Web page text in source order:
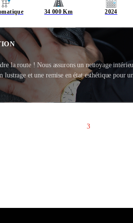
34 000 Km 2024
la route ! Nous assurons un nettoyage
lustrage et une remise en état esthétique pour
3